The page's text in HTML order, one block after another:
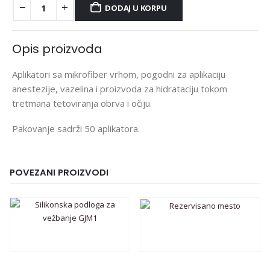
DODAJ U KORPU
Opis proizvoda
Aplikatori sa mikrofiber vrhom, pogodni za aplikaciju
anestezije, vazelina i proizvoda za hidrataciju tokom
tretmana tetoviranja obrva i očiju.
Pakovanje sadrži 50 aplikatora.
POVEZANI PROIZVODI